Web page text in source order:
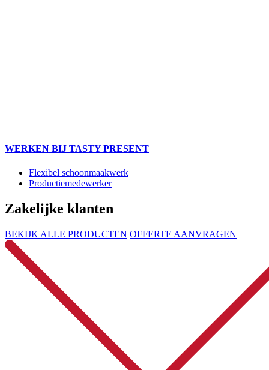
WERKEN BIJ TASTY PRESENT
Flexibel schoonmaakwerk
Productiemedewerker
Zakelijke klanten
BEKIJK ALLE PRODUCTEN OFFERTE AANVRAGEN